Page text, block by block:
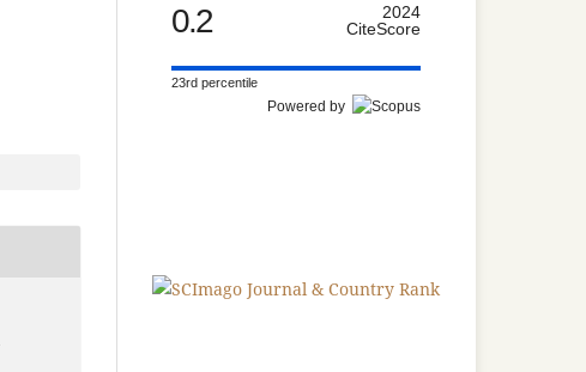
0.2
2024
CiteScore
23rd percentile
Powered by